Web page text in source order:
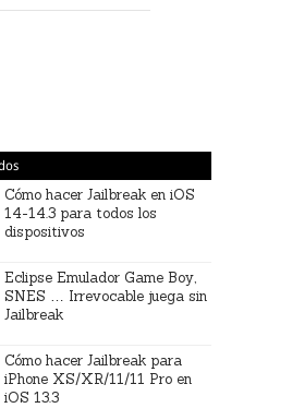
Cómo hacer Jailbreak en iOS
14-14.3 para todos los
dispositivos
Eclipse Emulador Game Boy,
SNES … Irrevocable juega sin
Jailbreak
Cómo hacer Jailbreak para
iPhone XS/XR/11/11 Pro en
iOS 13.3